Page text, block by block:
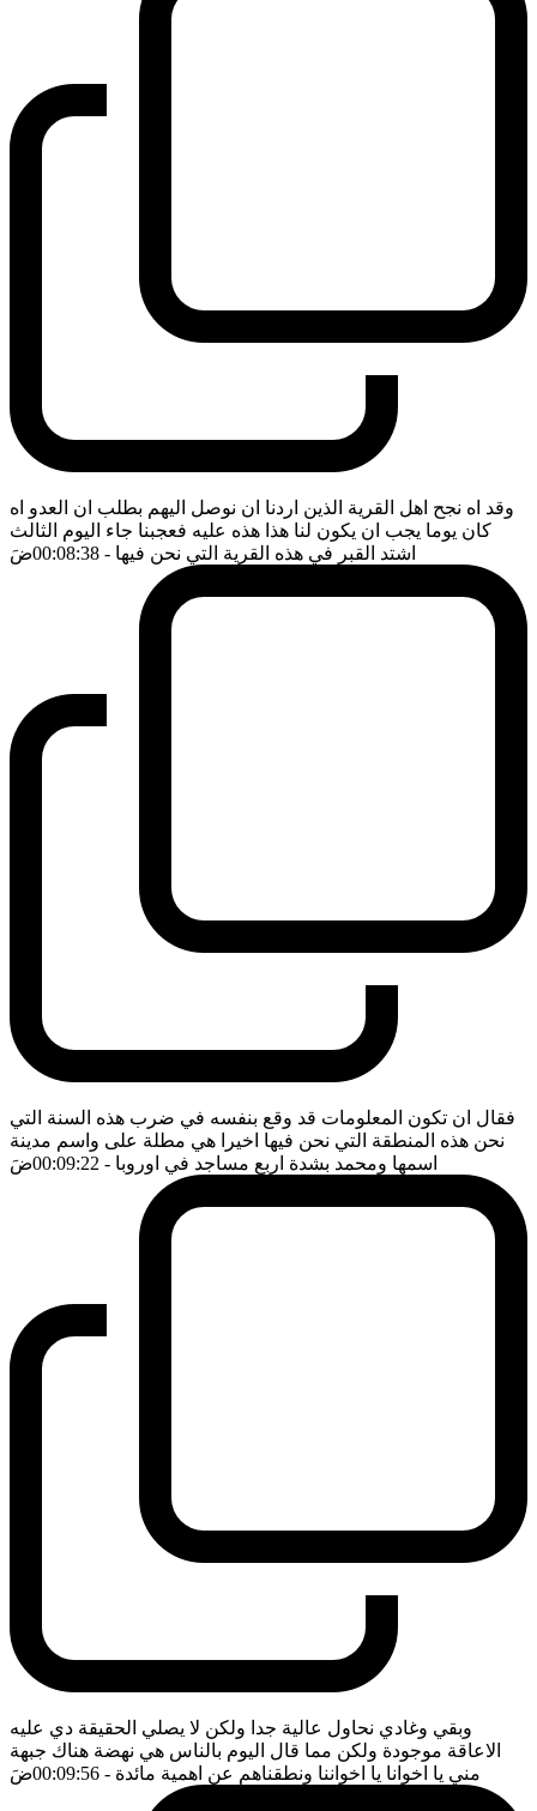
وقد اه نجح اهل القرية الذين اردنا ان نوصل اليهم بطلب ان العدو اه
كان يوما يجب ان يكون لنا هذا هذه عليه فعجبنا جاء اليوم الثالث
اشتد القبر في هذه القرية التي نحن فيها - 00:08:38 ضَ
فقال ان تكون المعلومات قد وقع بنفسه في ضرب هذه السنة التي
نحن هذه المنطقة التي نحن فيها اخيرا هي مطلة على واسم مدينة
اسمها ومحمد بشدة اربع مساجد في اوروبا - 00:09:22 ضَ
وبقي وغادي نحاول عالية جدا ولكن لا يصلي الحقيقة دي عليه
الاعاقة موجودة ولكن مما قال اليوم بالناس هي نهضة هناك جبهة
مني يا اخوانا يا اخواننا ونطقناهم عن اهمية مائدة - 00:09:56 ضَ